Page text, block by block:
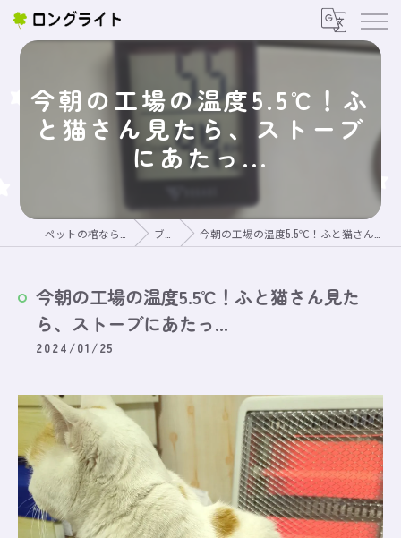
今朝の工場の温度5.5℃！ふ
と猫さん見たら、ストーブ
にあたっ...
ブログ 今朝の工場の温度5.5℃！ふと猫さん見たら、ストーブにあたっ...
今朝の工場の温度5.5℃！ふと猫さん見た
ら、ストーブにあたっ...
2024/01/25